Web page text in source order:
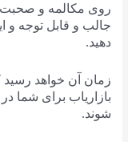
روی مکالمه و صحبت
جالب و قابل توجه و
دهید.
زمان آن خواهد رسید
بازاریاب برای شما
شوند.